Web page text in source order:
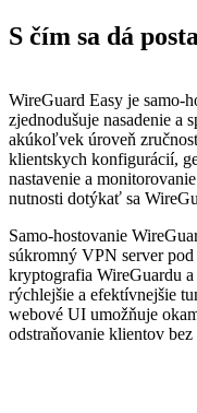
S čím sa dá
WireGuard Easy je samo-
zjednodušuje nasadenie a
akúkoľvek úroveň
klientskych konfigurácií,
nastavenie a
nutnosti dotýkať sa
Samo-hostovanie
súkromný VPN server
kryptografia WireGuardu
rýchlejšie a efektívnejšie
webové UI umožňuje
odstraňovanie klientov bez